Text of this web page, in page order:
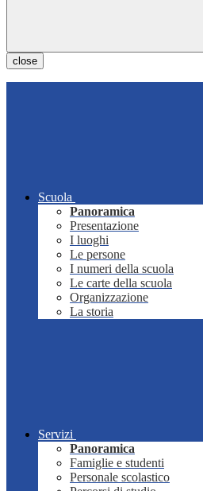
close
Scuola
Panoramica
Presentazione
I luoghi
Le persone
I numeri della scuola
Le carte della scuola
Organizzazione
La storia
Servizi
Panoramica
Famiglie e studenti
Personale scolastico